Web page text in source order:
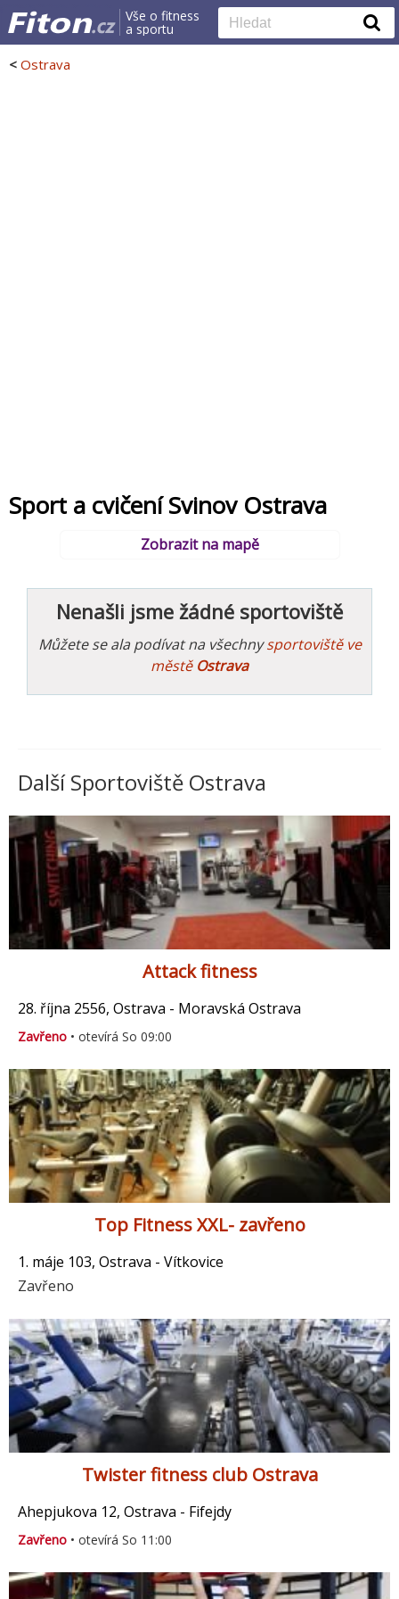
Vše o fitness
a sportu
< Ostrava
Sport a cvičení Svinov Ostrava
Zobrazit na mapě
Nenašli jsme žádné sportoviště
Můžete se ala podívat na všechnysportoviště ve
městě Ostrava
Další Sportoviště Ostrava
Attack fitness
28. října 2556, Ostrava - Moravská Ostrava
Zavřeno • otevírá So 09:00
Top Fitness XXL- zavřeno
1. máje 103, Ostrava - Vítkovice
Zavřeno
Twister fitness club Ostrava
Ahepjukova 12, Ostrava - Fifejdy
Zavřeno • otevírá So 11:00